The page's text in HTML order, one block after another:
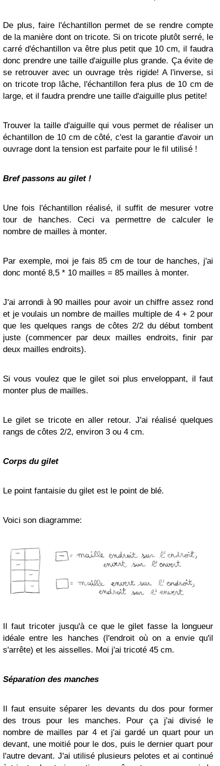
De plus, faire l'échantillon permet de se rendre compte
de la manière dont on tricote. Si on tricote plutôt serré, le
carré d'échantillon va être plus petit que 10 cm, il faudra
donc prendre une taille d'aiguille plus grande. Ça évite de
se retrouver avec un ouvrage très rigide! A l'inverse, si
on tricote trop lâche, l'échantillon fera plus de 10 cm de
large, et il faudra prendre une taille d'aiguille plus petite!
Trouver la taille d'aiguille qui vous permet de réaliser un
échantillon de 10 cm de côté, c'est la garantie d'avoir un
ouvrage dont la tension est parfaite pour le fil utilisé !
Bref passons au gilet !
Une fois l'échantillon réalisé, il suffit de mesurer votre
tour de hanches. Ceci va permettre de calculer le
nombre de mailles à monter.
Par exemple, moi je fais 85 cm de tour de hanches, j'ai
donc monté 8,5 * 10 mailles = 85 mailles à monter.
J'ai arrondi à 90 mailles pour avoir un chiffre assez rond
et je voulais un nombre de mailles multiple de 4 + 2 pour
que les quelques rangs de côtes 2/2 du début tombent
juste (commencer par deux mailles endroits, finir par
deux mailles endroits).
Si vous voulez que le gilet soi plus enveloppant, il faut
monter plus de mailles.
Le gilet se tricote en aller retour. J'ai réalisé quelques
rangs de côtes 2/2, environ 3 ou 4 cm.
Corps du gilet
Le point fantaisie du gilet est le point de blé.
Voici son diagramme:
Il faut tricoter jusqu'à ce que le gilet fasse la longueur
idéale entre les hanches (l'endroit où on a envie qu'il
s'arrête) et les aisselles. Moi j'ai tricoté 45 cm.
Séparation des manches
Il faut ensuite séparer les devants du dos pour former
des trous pour les manches. Pour ça j'ai divisé le
nombre de mailles par 4 et j'ai gardé un quart pour un
devant, une moitié pour le dos, puis le dernier quart pour
l'autre devant. J'ai utilisé plusieurs pelotes et ai continué